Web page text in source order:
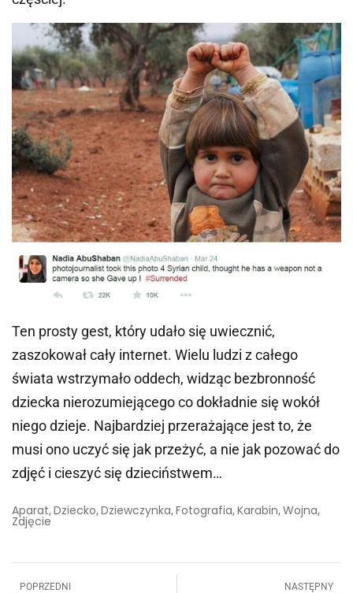
Ten prosty gest, który udało się uwiecznić,
zaszokował cały internet. Wielu ludzi z całego
świata wstrzymało oddech, widząc bezbronność
dziecka nierozumiejącego co dokładnie się wokół
niego dzieje. Najbardziej przerażające jest to, że
musi ono uczyć się jak przeżyć, a nie jak pozować do
zdjęć i cieszyć się dzieciństwem…
Aparat, Dziecko, Dziewczynka, Fotografia, Karabin, Wojna,
Zdjęcie
POPRZEDNI NASTĘPNY